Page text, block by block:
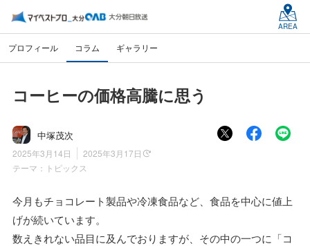
AREA
プロフィール コラム ギャラリー
コーヒーの価格高騰に思う
中塚茂次
2025年3月14日
2025年3月17日
テーマ： トピックス
今月もチョコレート製品や冷凍食品など、食品を中心に値上
げが続いています。
数えきれない品目に及んでおりますが、その中の一つに「コ